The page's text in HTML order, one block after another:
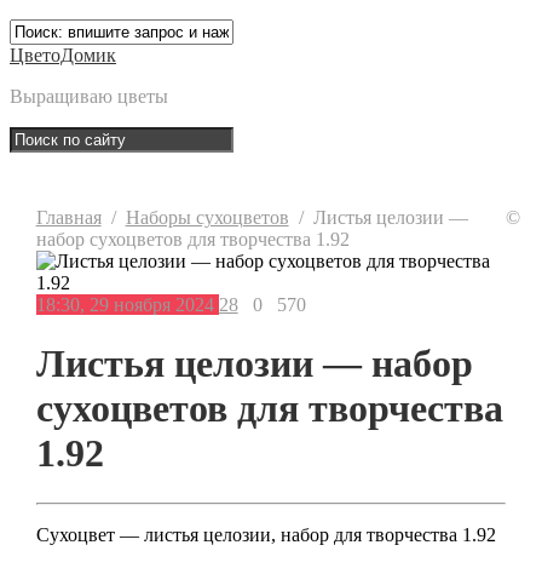
ЦветоДомик
Выращиваю цветы
Главная/ Наборы сухоцветов / Листья целозии —
набор сухоцветов для творчества 1.92
18:30, 29 ноября 2024 28 0 570
Листья целозии — набор
сухоцветов для творчества
1.92
Сухоцвет — листья целозии, набор для творчества 1.92
©